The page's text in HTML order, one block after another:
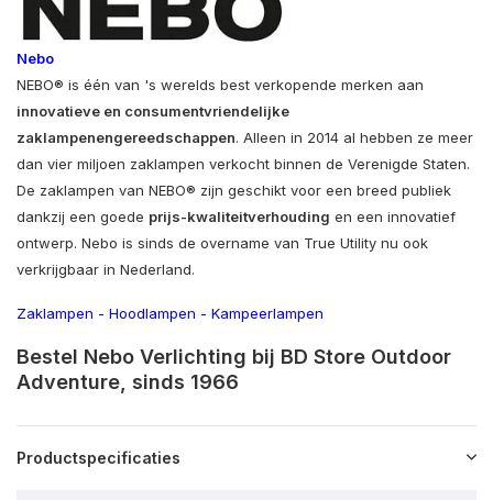
Nebo
NEBO® is één van 's werelds best verkopende merken aan
innovatieve en consumentvriendelijke
zaklampenengereedschappen. Alleen in 2014 al hebben ze meer
dan vier miljoen zaklampen verkocht binnen de Verenigde Staten.
De zaklampen van NEBO® zijn geschikt voor een breed publiek
dankzij een goede prijs-kwaliteitverhouding en een innovatief
ontwerp. Nebo is sinds de overname van True Utility nu ook
verkrijgbaar in Nederland.
Zaklampen - Hoodlampen - Kampeerlampen
Bestel Nebo Verlichting bij BD Store Outdoor
Adventure, sinds 1966
Productspecificaties